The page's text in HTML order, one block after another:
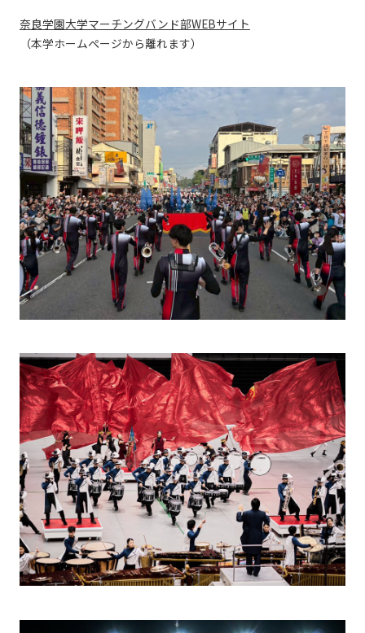
奈良学園大学マーチングバンド部WEBサイト
（本学ホームページから離れます）